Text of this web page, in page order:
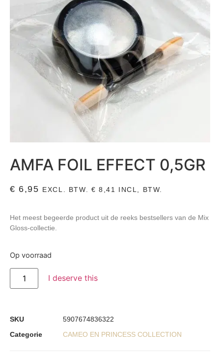
AMFA FOIL EFFECT 0,5GR
€ 6,95 EXCL. BTW. € 8,41 INCL, BTW.
Het meest begeerde product uit de reeks bestsellers van de Mix
Gloss-collectie.
Op voorraad
I deserve this
SKU
5907674836322
Categorie
CAMEO EN PRINCESS COLLECTION